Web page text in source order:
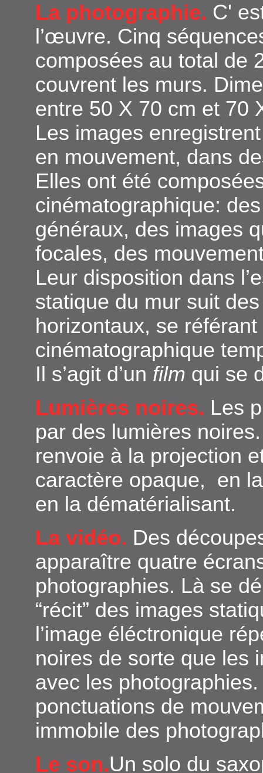
La photographie. C' es
l’œuvre. Cinq
composées au total de
couvrent les murs.
entre 50 X 70 cm et 70
Les images
en mouvement, dans
Elles ont été
cinématographique:
généraux, des images
focales, des
Leur disposition dans
statique du mur suit
horizontaux, se
cinématographique
Il s’agit d’un film qui se
Lumières noires. Les
par des lumières
renvoie à la projection
caractère opaque, en
en la dématérialisant.
La vidéo. Des
apparaître quatre
photographies. Là se
“récit” des images
l’image éléctronique
noires de sorte que les
avec les
ponctuations de
immobile des
Le son.Un solo du